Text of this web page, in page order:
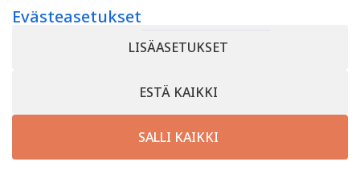
Facebook
Evästeasetukset
LISÄASETUKSET
ESTÄ KAIKKI
SALLI KAIKKI